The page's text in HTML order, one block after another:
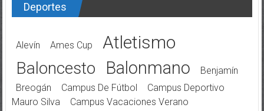
Deportes
Alevín Ames Cup Atletismo
Baloncesto Balonmano
Benjamín
Breogán
Campus De Fútbol
Campus Deportivo
Mauro Silva
Campus Vacaciones Verano